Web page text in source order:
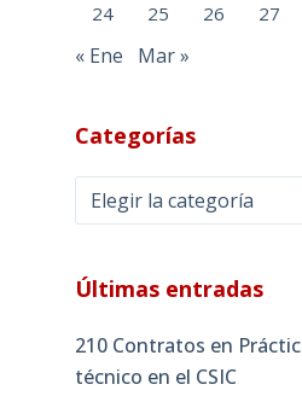
24 25 26 27
« Ene Mar »
Categorías
Categorías
Últimas entradas
210 Contratos en
técnico en el CSIC